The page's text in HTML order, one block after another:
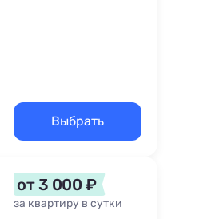
Выбрать
от 3 000 ₽
за квартиру в сутки